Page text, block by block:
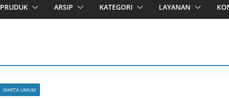
PRUDUK ARSIP KATEGORI LAYANAN
WARTA UMUM